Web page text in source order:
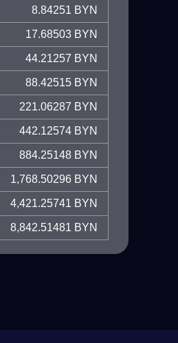
8.84251 BYN
17.68503 BYN
44.21257 BYN
88.42515 BYN
221.06287 BYN
442.12574 BYN
884.25148 BYN
1,768.50296 BYN
4,421.25741 BYN
8,842.51481 BYN